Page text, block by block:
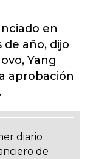
en
año, dijo
Yang
aprobación
diario
de